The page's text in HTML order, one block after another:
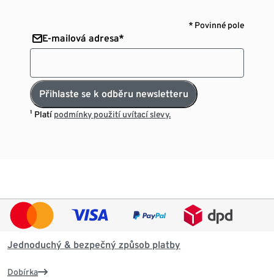
* Povinné pole
E-mailová adresa*
Přihlaste se k odběru newsletteru
¹ Platípodmínky použití uvítací slevy.
Jednoduchý & bezpečný způsob platby
Dobírka